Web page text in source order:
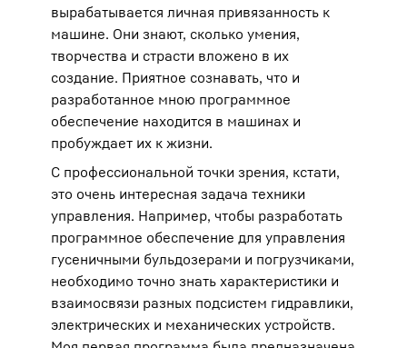
вырабатывается личная привязанность к
машине. Они знают, сколько умения,
творчества и страсти вложено в их
создание. Приятное сознавать, что и
разработанное мною программное
обеспечение находится в машинах и
пробуждает их к жизни.
С профессиональной точки зрения, кстати,
это очень интересная задача техники
управления. Например, чтобы разработать
программное обеспечение для управления
гусеничными бульдозерами и погрузчиками,
необходимо точно знать характеристики и
взаимосвязи разных подсистем гидравлики,
электрических и механических устройств.